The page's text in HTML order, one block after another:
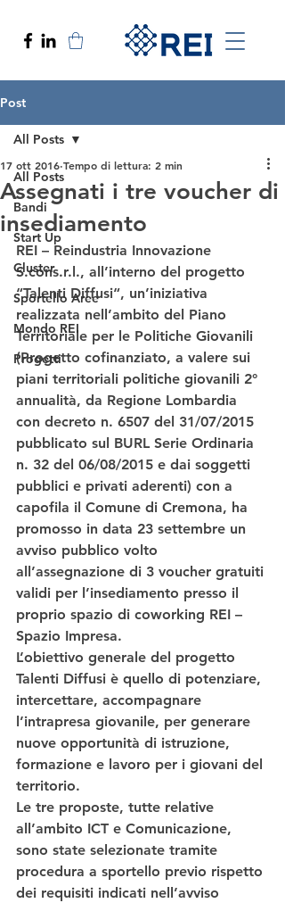
Post
All Posts
Bandi
Start Up
Cluster
Sportello Aree
Mondo REI
Progetti
All Posts
Assegnati i tre voucher di
insediamento
17 ott 2016 Tempo di lettura: 2 min
REI – Reindustria Innovazione
S.cons.r.l., all’interno del progetto
“Talenti Diffusi“, un’iniziativa
realizzata nell’ambito del Piano
Territoriale per le Politiche Giovanili
(Progetto cofinanziato, a valere sui
piani territoriali politiche giovanili 2°
annualità, da Regione Lombardia
con decreto n. 6507 del 31/07/2015
pubblicato sul BURL Serie Ordinaria
n. 32 del 06/08/2015 e dai soggetti
pubblici e privati aderenti) con a
capofila il Comune di Cremona, ha
promosso in data 23 settembre un
avviso pubblico volto
all’assegnazione di 3 voucher gratuiti
validi per l’insediamento presso il
proprio spazio di coworking REI –
Spazio Impresa.
L’obiettivo generale del progetto
Talenti Diffusi è quello di potenziare,
intercettare, accompagnare
l’intrapresa giovanile, per generare
nuove opportunità di istruzione,
formazione e lavoro per i giovani del
territorio.
Le tre proposte, tutte relative
all’ambito ICT e Comunicazione,
sono state selezionate tramite
procedura a sportello previo rispetto
dei requisiti indicati nell’avviso